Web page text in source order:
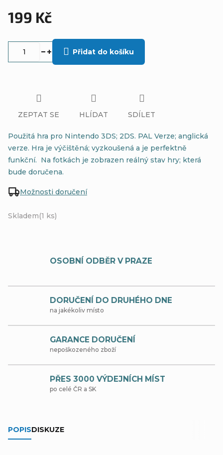
199 Kč
Skladem(1 ks)
Možnosti doručení
Přidat do košíku
Použitá hra pro Nintendo 3DS; 2DS. PAL Verze; anglická
verze. Hra je výčištěná; vyzkoušená a je perfektně
funkční. Na fotkách je zobrazen reálný stav hry; která
bude doručena.
ZEPTAT SE HLÍDAT SDÍLET
OSOBNÍ ODBĚR V PRAZE
DORUČENÍ DO DRUHÉHO DNE
na jakékoliv místo
GARANCE DORUČENÍ
nepoškozeného zboží
PŘES 3000 VÝDEJNÍCH MÍST
po celé ČR a SK
POPISDISKUZE